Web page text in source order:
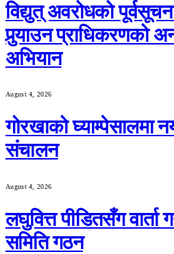
विद्युत् अवरोधको
पुर्‍याउन प्राधिकरणको
अभियान
August 4, 2026
गोरखाको घ्याम्पेसालमा
संचालन
August 4, 2026
लघुवित्त पीडितसँग वार्ता
समिति गठन